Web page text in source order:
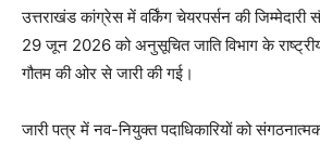
उत्तराखंड कांग्रेस में वर्किंग चेयरपर्सन की जिम्मेदारी
29 जून 2026 को अनुसूचित जाति विभाग के
गौतम की ओर से जारी की गई।
जारी पत्र में नव-नियुक्त पदाधिकारियों को